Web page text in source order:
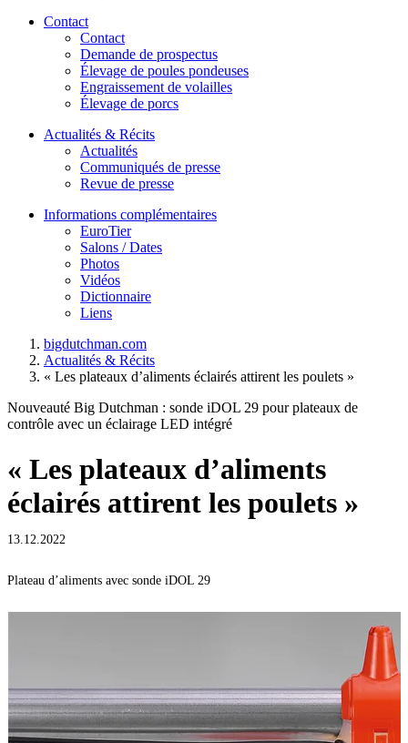
Contact
Contact
Demande de prospectus
Élevage de poules pondeuses
Engraissement de volailles
Élevage de porcs
Actualités & Récits
Actualités
Communiqués de presse
Revue de presse
Informations complémentaires
EuroTier
Salons / Dates
Photos
Vidéos
Dictionnaire
Liens
bigdutchman.com
Actualités & Récits
« Les plateaux d’aliments éclairés attirent les poulets »
Nouveauté Big Dutchman : sonde iDOL 29 pour plateaux de
contrôle avec un éclairage LED intégré
« Les plateaux d’aliments
éclairés attirent les poulets »
13.12.2022
Plateau d’aliments avec sonde iDOL 29